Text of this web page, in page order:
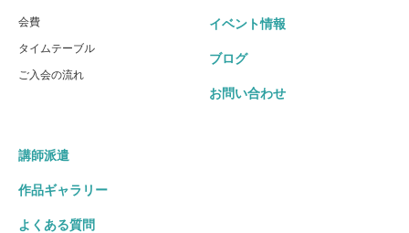
会費
タイムテーブル
ご入会の流れ
イベント情報
ブログ
お問い合わせ
講師派遣
作品ギャラリー
よくある質問